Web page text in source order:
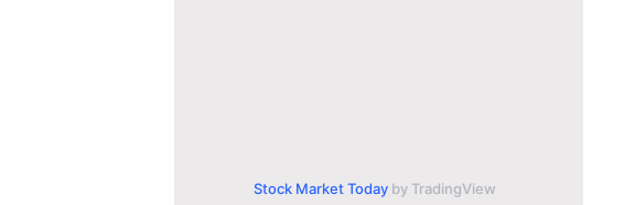
Stock Market Today by TradingView